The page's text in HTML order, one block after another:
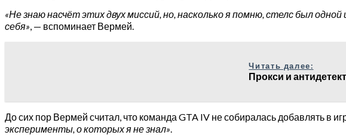
«Не знаю насчёт этих двух миссий, но, насколько я помню, стелс был
себя», — вспоминает Вермей.
Читать далее:
Прокси и
До сих пор Вермей считал, что команда GTA IV не собиралась добавлять в
эксперименты, о которых я не знал».